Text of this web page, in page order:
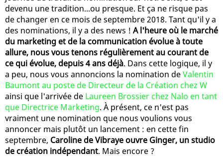
devenu une tradition...ou presque. Et ça ne risque pas
de changer en ce mois de septembre 2018. Tant qu'il y a
des nominations, il y a des news ! A l'heure où le marché
du marketing et de la communication évolue à toute
allure, nous vous tenons régulièrement au courant de
ce qui évolue, depuis 4 ans déjà. Dans cette logique, il y
a peu, nous vous annoncions la nomination deValentin
Baumont au poste de Directeur de la Création chez W
ainsi que l'arrivée de Laureen Brossier chez Nalo en tant
que Directrice Marketing. À présent, ce n'est pas
vraiment une nomination que nous voulions vous
annoncer mais plutôt un lancement : en cette fin
septembre, Caroline de Vibraye ouvre Ginger, un studio
de création indépendant. Mais encore ?